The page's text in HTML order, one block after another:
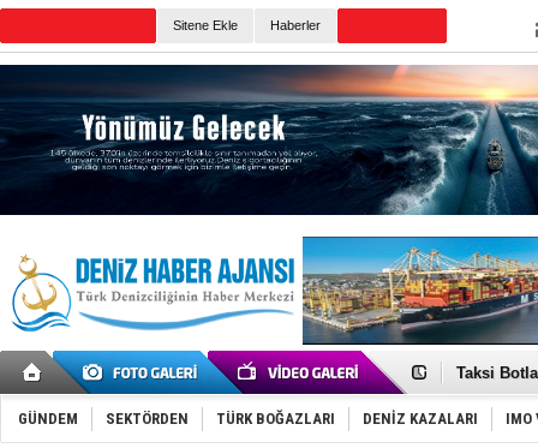
Sitene Ekle Haberler
Denizcilik
Taksi
TÜRKLİM
SOCAR da
GÜNDEM SEKTÖRDEN TÜRK BOĞAZLARI DENİZ KAZALARI IMO